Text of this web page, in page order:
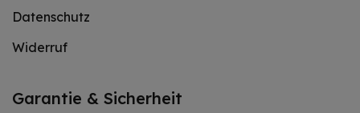
Datenschutz
Widerruf
Garantie & Sicherheit